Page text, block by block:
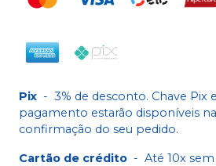
Pix - 3% de desconto. Chave Pix
pagamento estarão disponíveis
confirmação do seu pedido.
Cartão de crédito - Até 10x